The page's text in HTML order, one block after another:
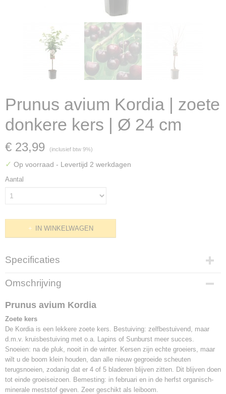
Prunus avium Kordia | zoete
donkere kers | Ø 24 cm
€ 23,99 (inclusief btw 9%)
✓ Op voorraad - Levertijd 2 werkdagen
Aantal
IN WINKELWAGEN
Specificaties
Productcode
F1404
EAN code
Bruto gewicht
8,00 Kg
Hoogte
150 cm (inclusief pot)
Potmaat
24 cm x 24 cm
Inhoud pot
Omschrijving
Prunus avium Kordia
Zoete kers
De Kordia is een lekkere zoete kers. Bestuiving: zelfbestuivend, maar
d.m.v. kruisbestuiving met o.a. Lapins of Sunburst meer succes.
Snoeien: na de pluk, nooit in de winter. Kersen zijn echte groeiers, maar
wilt u de boom klein houden, dan alle nieuw gegroeide scheuten
terugsnoeien, zodanig dat er 4 of 5 bladeren blijven zitten. Dit blijven doen
tot einde groeiseizoen. Bemesting: in februari en in de herfst organisch-
minerale meststof geven. Zeer geschikt als leiboom.